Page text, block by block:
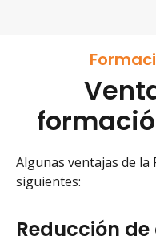
Algunas ventajas de la
siguientes:
Reducción de